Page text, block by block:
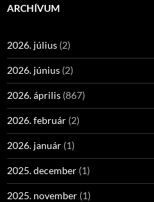
ARCHÍVUM
2026. július (2)
2026. június (2)
2026. április (867)
2026. február (2)
2026. január (1)
2025. december (1)
2025. november (1)